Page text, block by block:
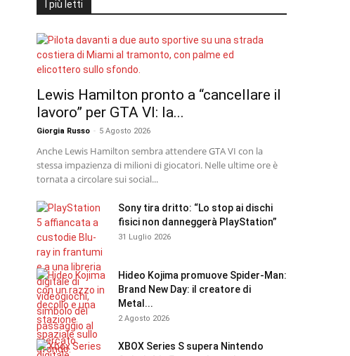
I più letti
Lewis Hamilton pronto a “cancellare il
lavoro” per GTA VI: la...
Giorgia Russo - 5 Agosto 2026
Anche Lewis Hamilton sembra attendere GTA VI con la
stessa impazienza di milioni di giocatori. Nelle ultime ore è
tornata a circolare sui social...
Sony tira dritto: “Lo stop ai dischi
fisici non danneggerà PlayStation”
31 Luglio 2026
Hideo Kojima promuove Spider-Man:
Brand New Day: il creatore di
Metal...
2 Agosto 2026
XBOX Series S supera Nintendo